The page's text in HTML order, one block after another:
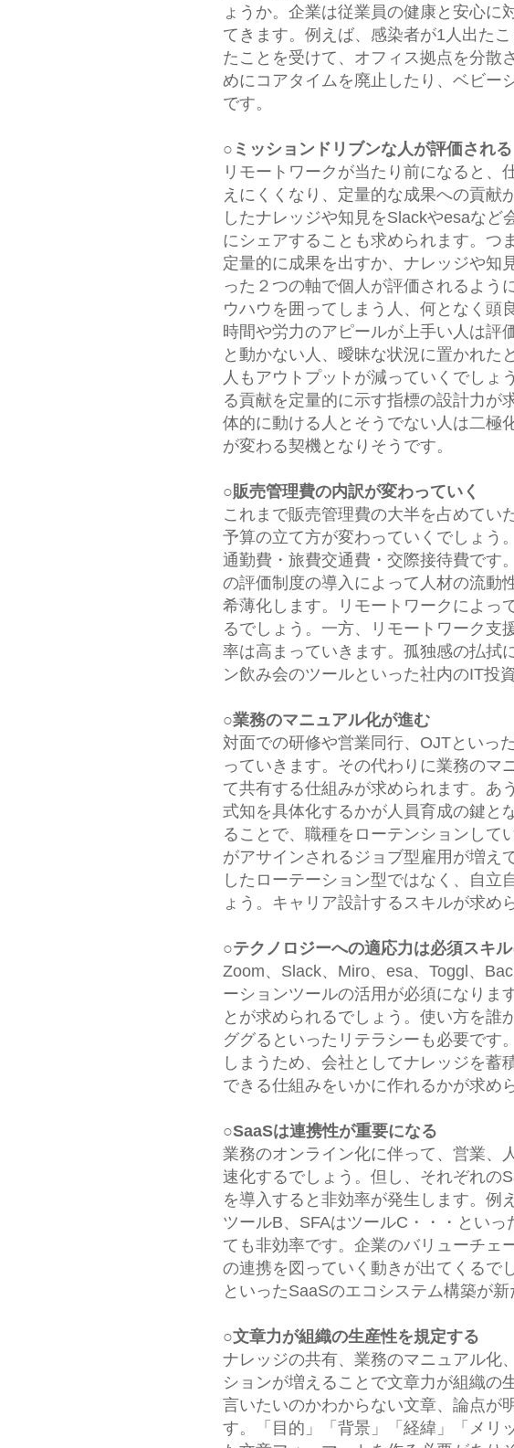
ょうか。企業は従業員の健康と安心に
てきます。例えば、感染者が1人出た
たことを受けて、オフィス拠点を分散
めにコアタイムを廃止したり、ベビー
です。
○ミッションドリブンな人が評価される
リモートワークが当たり前になると、
えにくくなり、定量的な成果への貢献
したナレッジや知見をSlackやesaな
にシェアすることも求められます。つ
定量的に成果を出すか、ナレッジや知
った２つの軸で個人が評価されるよう
ウハウを囲ってしまう人、何となく頭
時間や労力のアピールが上手い人は評
と動かない人、曖昧な状況に置かれた
人もアウトプットが減っていくでしょ
る貢献を定量的に示す指標の設計力が
体的に動ける人とそうでない人は二極
が変わる契機となりそうです。
○販売管理費の内訳が変わっていく
これまで販売管理費の大半を占めてい
予算の立て方が変わっていくでしょう
通勤費・旅費交通費・交際接待費です
の評価制度の導入によって人材の流動
希薄化します。リモートワークによっ
るでしょう。一方、リモートワーク支
率は高まっていきます。孤独感の払拭
ン飲み会のツールといった社内のIT投
○業務のマニュアル化が進む
対面での研修や営業同行、OJTといっ
っていきます。その代わりに業務のマ
て共有する仕組みが求められます。あ
式知を具体化するかが人員育成の鍵と
ることで、職種をローテンションして
がアサインされるジョブ型雇用が増え
したローテーション型ではなく、自立
ょう。キャリア設計するスキルが求め
○テクノロジーへの適応力は必須スキ
Zoom、Slack、Miro、esa、Toggl、
ーションツールの活用が必須になりま
とが求められるでしょう。使い方を誰
ググるといったリテラシーも必要です
しまうため、会社としてナレッジを蓄
できる仕組みをいかに作れるかが求め
○SaaSは連携性が重要になる
業務のオンライン化に伴って、営業、
速化するでしょう。但し、それぞれの
を導入すると非効率が発生します。例
ツールB、SFAはツールC・・・とい
ても非効率です。企業のバリューチェ
の連携を図っていく動きが出てくるで
といったSaaSのエコシステム構築が新
○文章力が組織の生産性を規定する
ナレッジの共有、業務のマニュアル化
ションが増えることで文章力が組織の
言いたいのかわからない文章、論点が
す。「目的」「背景」「経緯」「メリ